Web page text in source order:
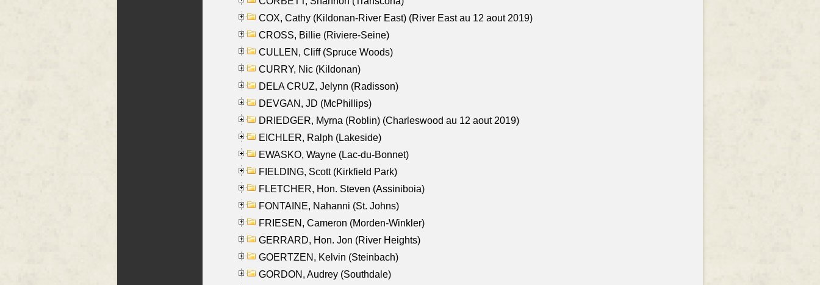
COX, Cathy (Kildonan-River East) (River East au 12 aout 2019)
CROSS, Billie (Riviere-Seine)
CULLEN, Cliff (Spruce Woods)
CURRY, Nic (Kildonan)
DELA CRUZ, Jelynn (Radisson)
DEVGAN, JD (McPhillips)
DRIEDGER, Myrna (Roblin) (Charleswood au 12 aout 2019)
EICHLER, Ralph (Lakeside)
EWASKO, Wayne (Lac-du-Bonnet)
FIELDING, Scott (Kirkfield Park)
FLETCHER, Hon. Steven (Assiniboia)
FONTAINE, Nahanni (St. Johns)
FRIESEN, Cameron (Morden-Winkler)
GERRARD, Hon. Jon (River Heights)
GOERTZEN, Kelvin (Steinbach)
GORDON, Audrey (Southdale)